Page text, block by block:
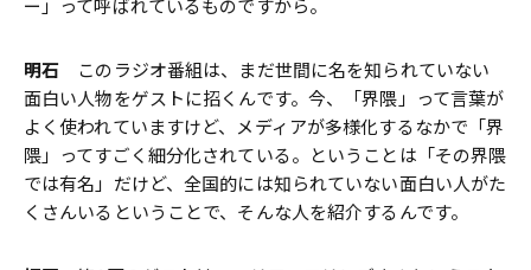
ー」って呼ばれているものですから。
明石 このラジオ番組は、まだ世間に名を知られていない
面白い人物をゲストに招くんです。今、「界隈」って言葉が
よく使われていますけど、メディアが多様化するなかで「界
隈」ってすごく細分化されている。ということは「その界隈
では有名」だけど、全国的には知られていない面白い人がた
くさんいるということで、そんな人を紹介するんです。